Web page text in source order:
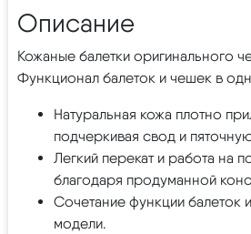
Описание
Кожаные балетки оригинального
Функционал балеток и чешек в
Натуральная кожа плотно
подчеркивая свод и
Легкий перекат и работа на
благодаря продуманной
Сочетание функции балеток
модели.